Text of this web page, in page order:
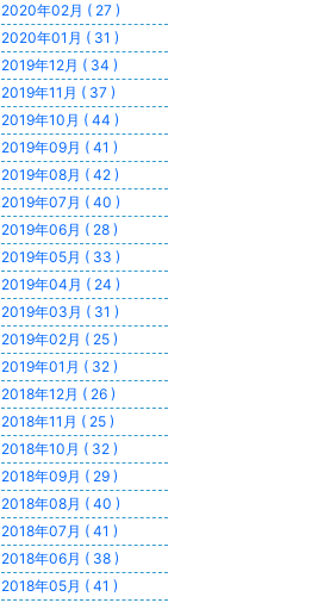
2020年02月 ( 27 )
2020年01月 ( 31 )
2019年12月 ( 34 )
2019年11月 ( 37 )
2019年10月 ( 44 )
2019年09月 ( 41 )
2019年08月 ( 42 )
2019年07月 ( 40 )
2019年06月 ( 28 )
2019年05月 ( 33 )
2019年04月 ( 24 )
2019年03月 ( 31 )
2019年02月 ( 25 )
2019年01月 ( 32 )
2018年12月 ( 26 )
2018年11月 ( 25 )
2018年10月 ( 32 )
2018年09月 ( 29 )
2018年08月 ( 40 )
2018年07月 ( 41 )
2018年06月 ( 38 )
2018年05月 ( 41 )